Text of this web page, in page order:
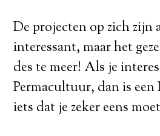
De projecten op zich zijn
interessant, maar het
des te meer! Als je
Permacultuur, dan is een
iets dat je zeker eens